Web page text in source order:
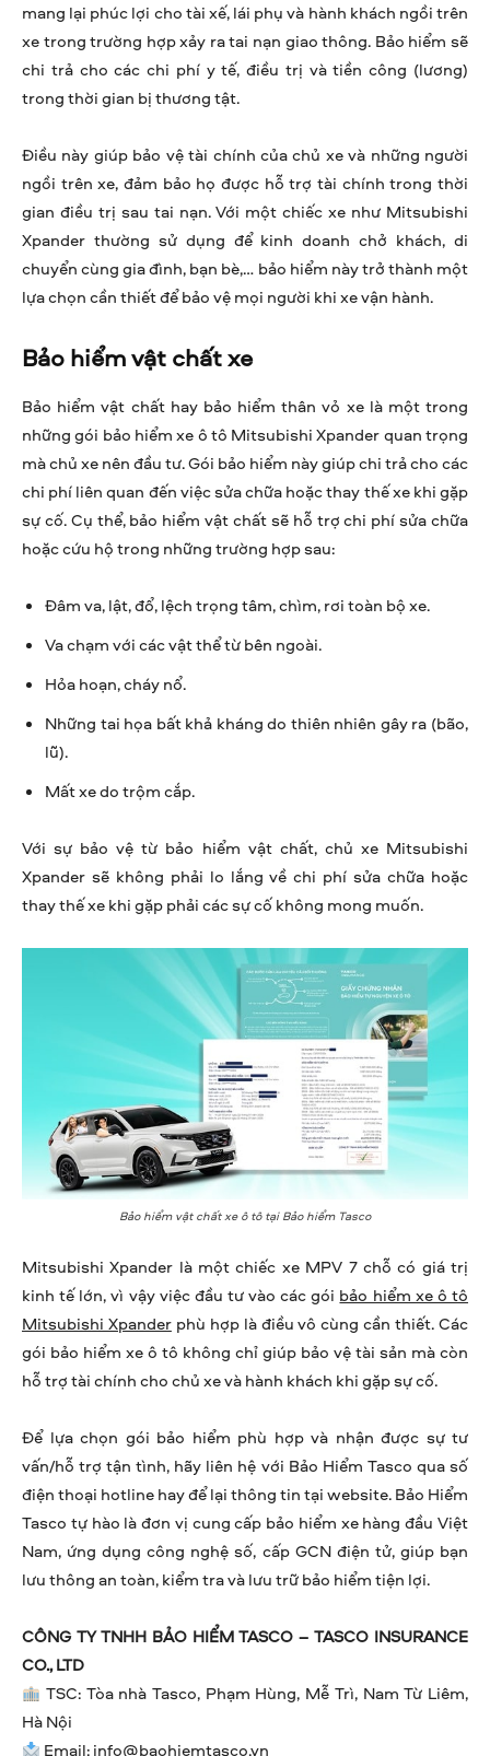
mang lại phúc lợi cho tài xế, lái phụ và hành khách ngồi trên
xe trong trường hợp xảy ra tai nạn giao thông. Bảo hiểm sẽ
chi trả cho các chi phí y tế, điều trị và tiền công (lương)
trong thời gian bị thương tật.
Điều này giúp bảo vệ tài chính của chủ xe và những người
ngồi trên xe, đảm bảo họ được hỗ trợ tài chính trong thời
gian điều trị sau tai nạn. Với một chiếc xe như Mitsubishi
Xpander thường sử dụng để kinh doanh chở khách, di
chuyển cùng gia đình, bạn bè,… bảo hiểm này trở thành một
lựa chọn cần thiết để bảo vệ mọi người khi xe vận hành.
Bảo hiểm vật chất xe
Bảo hiểm vật chất hay bảo hiểm thân vỏ xe là một trong
những gói bảo hiểm xe ô tô Mitsubishi Xpander quan trọng
mà chủ xe nên đầu tư. Gói bảo hiểm này giúp chi trả cho các
chi phí liên quan đến việc sửa chữa hoặc thay thế xe khi gặp
sự cố. Cụ thể, bảo hiểm vật chất sẽ hỗ trợ chi phí sửa chữa
hoặc cứu hộ trong những trường hợp sau:
Đâm va, lật, đổ, lệch trọng tâm, chìm, rơi toàn bộ xe.
Va chạm với các vật thể từ bên ngoài.
Hỏa hoạn, cháy nổ.
Những tai họa bất khả kháng do thiên nhiên gây ra (bão,
lũ).
Mất xe do trộm cắp.
Với sự bảo vệ từ bảo hiểm vật chất, chủ xe Mitsubishi
Xpander sẽ không phải lo lắng về chi phí sửa chữa hoặc
thay thế xe khi gặp phải các sự cố không mong muốn.
Bảo hiểm vật chất xe ô tô tại Bảo hiểm Tasco
Mitsubishi Xpander là một chiếc xe MPV 7 chỗ có giá trị
kinh tế lớn, vì vậy việc đầu tư vào các gói bảo hiểm xe ô tô
Mitsubishi Xpanderphù hợp là điều vô cùng cần thiết. Các
gói bảo hiểm xe ô tô không chỉ giúp bảo vệ tài sản mà còn
hỗ trợ tài chính cho chủ xe và hành khách khi gặp sự cố.
Để lựa chọn gói bảo hiểm phù hợp và nhận được sự tư
vấn/hỗ trợ tận tình, hãy liên hệ với Bảo Hiểm Tasco qua số
điện thoại hotline hay để lại thông tin tại website. Bảo Hiểm
Tasco tự hào là đơn vị cung cấp bảo hiểm xe hàng đầu Việt
Nam, ứng dụng công nghệ số, cấp GCN điện tử, giúp bạn
lưu thông an toàn, kiểm tra và lưu trữ bảo hiểm tiện lợi.
CÔNG TY TNHH BẢO HIỂM TASCO – TASCO INSURANCE
CO., LTD
TSC: Tòa nhà Tasco, Phạm Hùng, Mễ Trì, Nam Từ Liêm,
Hà Nội
Email:info@baohiemtasco.vn